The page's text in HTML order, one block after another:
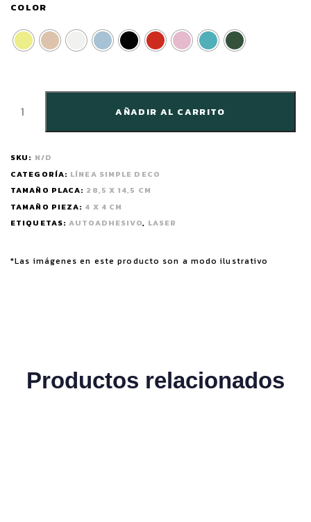
COLOR
AÑADIR AL CARRITO
SKU: N/D
CATEGORÍA: LÍNEA SIMPLE DECO
ETIQUETAS:AUTOADHESIVO, LASER
TAMAÑO PLACA: 28,5 X 14,5 CM
TAMAÑO PIEZA: 4 X 4 CM
*Las imágenes en este producto son a modo ilustrativo
Productos relacionados